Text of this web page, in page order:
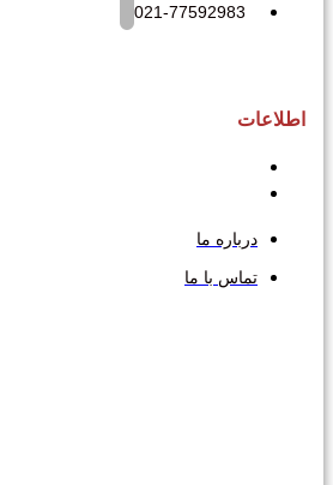
021-77592983
اطلاعات
درباره ما
تماس با ما